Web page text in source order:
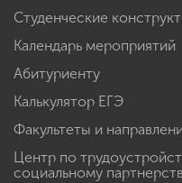
Студенческие
Календарь мероприятий
Абитуриенту
Калькулятор ЕГЭ
Факультеты и
Центр по
социальному